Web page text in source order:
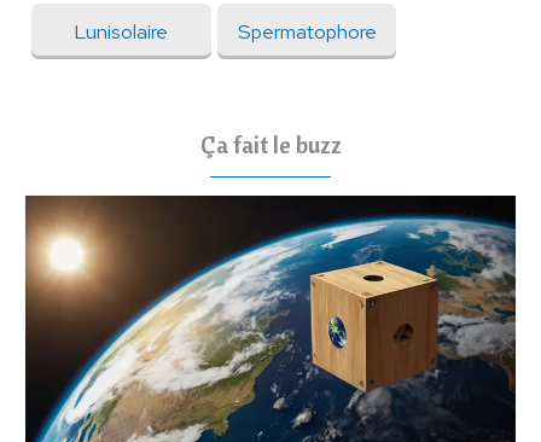
Lunisolaire Spermatophore
Ça fait le buzz